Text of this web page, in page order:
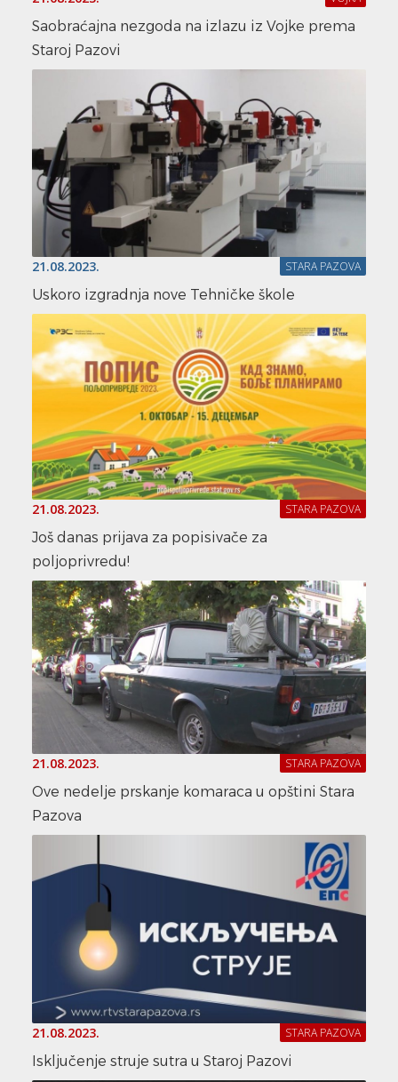
Saobraćajna nezgoda na izlazu iz Vojke prema
Staroj Pazovi
21.08.2023. STARA PAZOVA
Uskoro izgradnja nove Tehničke škole
21.08.2023. STARA PAZOVA
Još danas prijava za popisivače za
poljoprivredu!
21.08.2023. STARA PAZOVA
Ove nedelje prskanje komaraca u opštini Stara
Pazova
21.08.2023. STARA PAZOVA
Isključenje struje sutra u Staroj Pazovi